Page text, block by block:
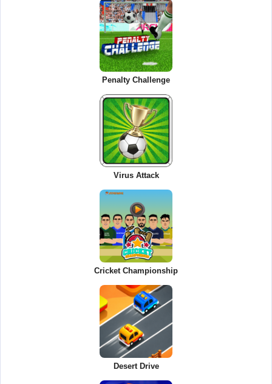
Penalty Challenge
Virus Attack
Cricket Championship
Desert Drive